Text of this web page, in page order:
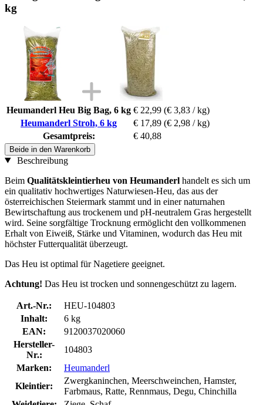
kg
Heumanderl Heu Big Bag, 6 kg € 22,99 (€ 3,83 / kg)
Heumanderl Stroh, 6 kg
€ 17,89 (€ 2,98 / kg)
Gesamtpreis:
€ 40,88
Beide in den Warenkorb
Beschreibung
Beim Qualitätskleintierheu von Heumanderl handelt es sich um
ein qualitativ hochwertiges Naturwiesen-Heu, das aus der
österreichischen Steiermark stammt und in einer naturnahen
Bewirtschaftung aus trockenem und pH-neutralem Gras hergestellt
wird. Seine sorgfältige Trocknung ermöglicht den vollkommenen
Erhalt von Eiweiß, Stärke und Vitaminen, wodurch das Heu mit
höchster Futterqualität überzeugt.
Das Heu ist optimal für Nagetiere geeignet.
Achtung! Das Heu ist trocken und sonnengeschützt zu lagern.
Art.-Nr.:
HEU-104803
Inhalt:
6 kg
EAN:
9120037020060
Hersteller-
Nr.:
104803
Marken:
Heumanderl
Kleintier:
Zwergkaninchen, Meerschweinchen, Hamster,
Farbmaus, Ratte, Rennmaus, Degu, Chinchilla